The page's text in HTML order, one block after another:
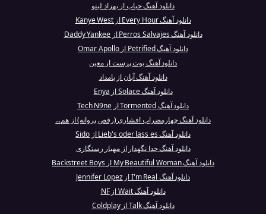
دانلود آهنگ حباب از بهزاد لیتو
دانلود آهنگ Every Hour از Kanye West
دانلود آهنگ Perros Salvajes از Daddy Yankee
دانلود آهنگ Petrified از Omar Apollo
دانلود آهنگ بوت پرست از معین
دانلود آهنگ آبان از بامداد
دانلود آهنگ Solace از Enya
دانلود آهنگ Tormented از Tech N9ne
دانلود آهنگ چهارمضراب افشاری (رقص پروانه) از هم...
دانلود آهنگ Lieb's oder lass es از Sido
دانلود آهنگ خدا نگهدار از مهیار رستگاری
دانلود آهنگ My Beautiful Woman از Backstreet Boys
دانلود آهنگ I'm Real از Jennifer Lopez
دانلود آهنگ Wait از NF
دانلود آهنگ Talk از Coldplay